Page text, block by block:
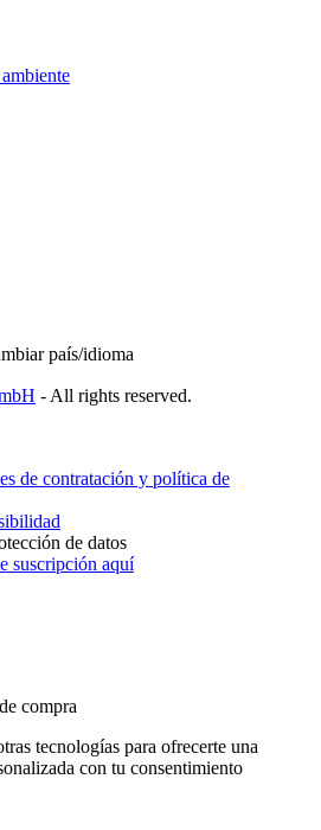
país/idioma
- All rights reserved.
de contratación y política de
de datos
suscripción aquí
compra
tecnologías para ofrecerte una
con tu consentimiento